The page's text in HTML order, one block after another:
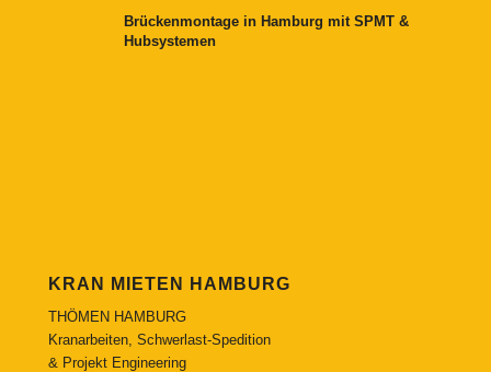
Brückenmontage in Hamburg mit SPMT &
Hubsystemen
KRAN MIETEN HAMBURG
THÖMEN HAMBURG
Kranarbeiten, Schwerlast-Spedition
& Projekt Engineering